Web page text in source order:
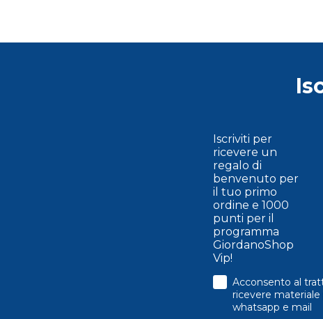
Iscriviti per
ricevere un
regalo di
benvenuto per
il tuo primo
ordine e 1000
punti per il
programma
GiordanoShop
Vip!
consenso
Acconsento al
ricevere materiale
whatsapp e mail